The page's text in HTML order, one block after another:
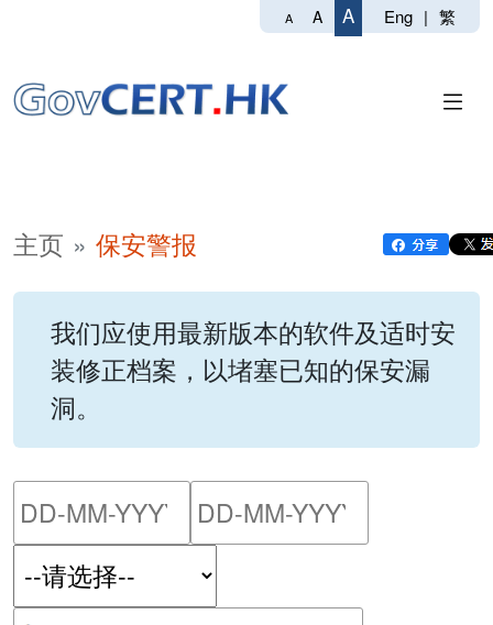
A A A Eng | 繁
主页 保安警报
我们应使用最新版本的软件及适时安
装修正档案，以堵塞已知的保安漏
洞。
请输入搜索日期范围的开